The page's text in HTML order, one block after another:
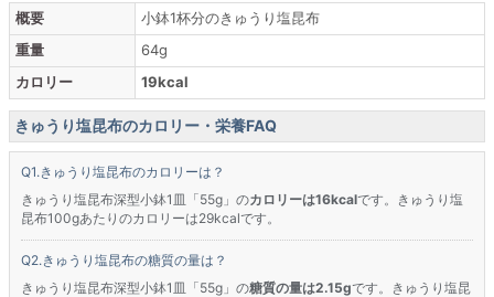
概要
小鉢1杯分のきゅうり塩昆布
重量
64g
カロリー
19kcal
きゅうり塩昆布のカロリー・栄養FAQ
きゅうり塩昆布のカロリーは？
きゅうり塩昆布深型小鉢1皿「55g」のカロリーは16kcalです。きゅうり塩
昆布100gあたりのカロリーは29kcalです。
きゅうり塩昆布の糖質の量は？
きゅうり塩昆布深型小鉢1皿「55g」の糖質の量は2.15gです。きゅうり塩昆